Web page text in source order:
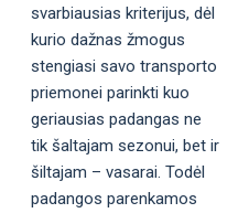
svarbiausias kriterijus, dėl
kurio dažnas žmogus
stengiasi savo transporto
priemonei parinkti kuo
geriausias padangas ne
tik šaltajam sezonui, bet ir
šiltajam – vasarai. Todėl
padangos parenkamos